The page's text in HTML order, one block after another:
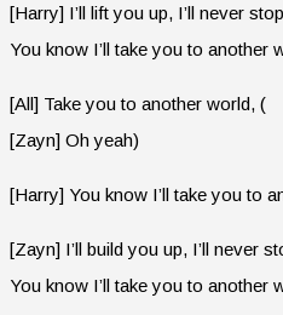
[Harry] I’ll lift you up, I’ll never stop
You know I’ll take you to another
[All] Take you to another world, (
[Zayn] Oh yeah)
[Harry] You know I’ll take you to
[Zayn] I’ll build you up, I’ll never
You know I’ll take you to another